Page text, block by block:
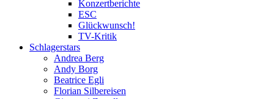
Konzertberichte
ESC
Glückwunsch!
TV-Kritik
Schlagerstars
Andrea Berg
Andy Borg
Beatrice Egli
Florian Silbereisen